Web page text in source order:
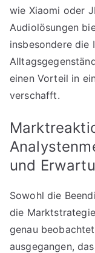
wie Xiaomi oder
Audiolösungen
insbesondere die
einen Vorteil in
verschafft.
und
Sowohl die
die
genau
ausgegangen,